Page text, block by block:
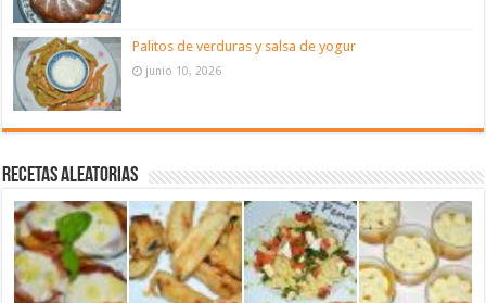
Palitos de verduras y salsa de yogur
junio 10, 2026
Recetas aleatorias